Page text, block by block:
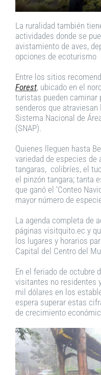
La ruralidad también
actividades donde se
avistamiento de aves,
opciones de ecoturismo
Entre los sitios
Forest, ubicado en el
turistas pueden caminar
senderos que
Sistema Nacional de
(SNAP).
Quienes lleguen hasta
variedad de especies de
tangaras, colibríes, el
el pinzón tangara; tanta
que ganó el ‘Conteo
mayor número de
La agenda completa de
páginas visitquito.ec y
los lugares y horarios
Capital del Centro del
En el feriado de octubre
visitantes no residentes
mil dólares en los
espera superar estas
de crecimiento